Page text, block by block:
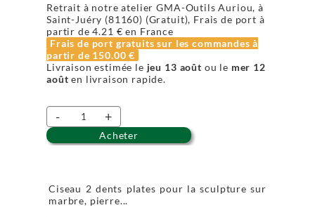
Retrait à notre atelier GMA-Outils Auriou, à
Saint-Juéry (81160) (Gratuit), Frais de port à
partir de4.21 € en France
Frais de port gratuits sur les commandes à
partir de 150.00 €
Livraison estimée le jeu 13 août ou le mer 12
août en livraison rapide.
- +
Acheter
Ciseau 2 dents plates pour la sculpture sur
marbre, pierre...